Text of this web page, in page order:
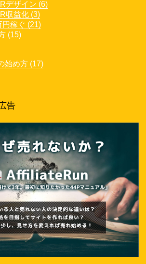
デザイン (6)
収益化 (3)
円稼ぐ (21)
(15)
始め方 (17)
告